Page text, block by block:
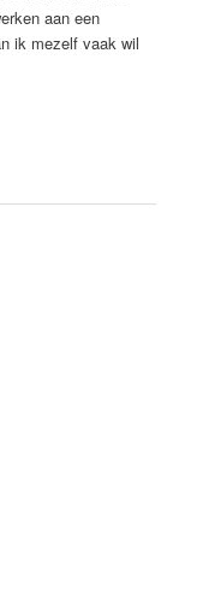
aan een
ik mezelf vaak wil